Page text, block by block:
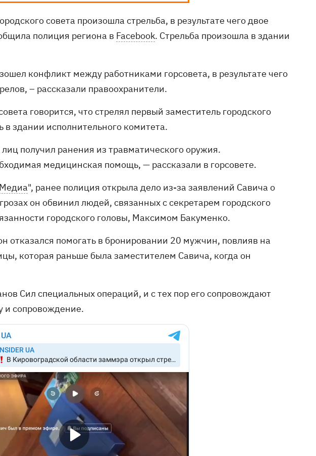
совета произошла стрельба, в результате чего двое
полиция региона в Facebook. Стрельба произошла в здании
конфликт между работниками горсовета, в результате чего
– рассказали правоохранители.
говорится, что стрелял первый заместитель городского
здании исполнительного комитета.
получил ранения из травматического оружия.
медицинская помощь, — рассказали в горсовете.
", ранее полиция открыла дело из-за заявлений Савича о
он обвинил людей, связанных с секретарем городского
городского головы, Максимом Бакуменко.
отказался помогать в бронировании 20 мужчин, повлияв на
которая раньше была заместителем Савича, когда он
Сил специальных операций, и с тех пор его сопровождают
и сопровождение.